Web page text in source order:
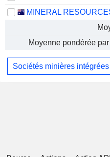
Moyenne pondérée
Sociétés minières intégrées